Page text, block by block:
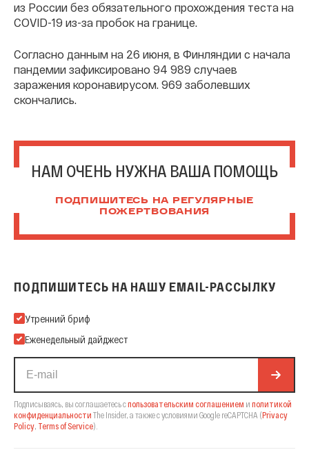
из России без обязательного прохождения теста на
COVID-19 из-за пробок на границе.
Согласно данным на 26 июня, в Финляндии с начала
пандемии зафиксировано 94 989 случаев
заражения коронавирусом. 969 заболевших
скончались.
НАМ ОЧЕНЬ НУЖНА ВАША ПОМОЩЬ
ПОДПИШИТЕСЬ НА РЕГУЛЯРНЫЕ
ПОЖЕРТВОВАНИЯ
ПОДПИШИТЕСЬ НА НАШУ EMAIL-РАССЫЛКУ
Подпишитесь на нашу Email-рассылку
Утренний бриф
Еженедельный дайджест
Подписываясь, вы соглашаетесь спользовательским соглашением и политикой
конфиденциальности The Insider, а также с условиями Google reCAPTCHA (Privacy
Policy, Terms of Service).